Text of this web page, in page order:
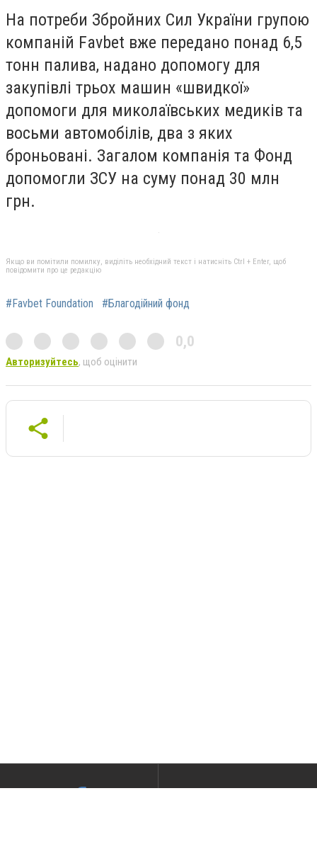
На потреби Збройних Сил України групою
компаній Favbet вже передано понад 6,5
тонн палива, надано допомогу для
закупівлі трьох машин «швидкої»
допомоги для миколаївських медиків та
восьми автомобілів, два з яких
броньовані. Загалом компанія та Фонд
допомогли ЗСУ на суму понад 30 млн
грн.
Якщо ви помітили помилку, виділіть необхідний текст і натисніть Ctrl + Enter, щоб
повідомити про це редакцію
#Favbet Foundation #Благодійний фонд
0,0
Авторизуйтесь, щоб оцінити